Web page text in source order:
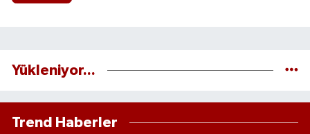
Yükleniyor...
Trend Haberler